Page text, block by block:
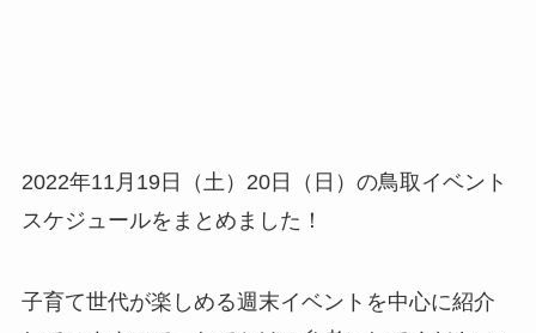
2022年11月19日（土）20日（日）の鳥取イベント
スケジュールをまとめました！
子育て世代が楽しめる週末イベントを中心に紹介